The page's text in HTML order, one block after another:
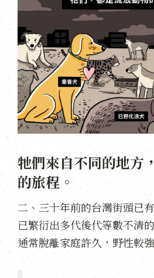
牠們來自不同的地方
的旅程。
二、三十年前的台灣街頭已
已繁衍出多代後代等數不清
通常脫離家庭許久，野性較